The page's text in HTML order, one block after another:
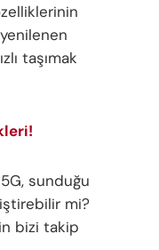
taşımak
sunduğu
mi?
bizi takip